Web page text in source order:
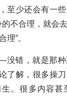
至少还会有一
的不合理，就会
理”。
错，就是那种
了解，很多操
。很多内容甚